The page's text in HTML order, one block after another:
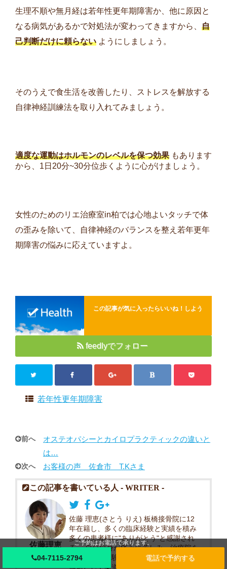
ご予約はお電話で承ります。
04-7115-2794 電話で予約する
生理不順や無月経は若年性更年期障害か、他に原因と
なる病気があるかで対処法が変わってきますから、 自
己判断だけに頼らない ようにしましょう。
そのうえで食生活を改善したり、ストレスを解放する
自律神経訓練法を取り入れてみましょう。
適度な運動はホルモンのレベルを保つ効果 もあります
から、1日20分~30分位歩くように心がけましょう。
女性のためのリエ治療室in柏では心地よいタッチで体
の歪みを除いて、自律神経のバランスを整え若年更年
期障害の悩みに応えていますよ。
この記事が気に入ったらいいね！しよう
feedlyでフォロー
若年性更年期障害
前へ
オステオパシーとカイロプラクティックの違いと
は…
次へ お客様の声 佐倉市 T.Kさま
この記事を書いている人 - WRITER -
佐藤理恵
佐藤 理恵(さとう りえ) 板橋接骨院に12
年在籍し、多くの臨床経験と実績を積み
多くの患者様に"ありがとう"と感謝され
る。 自分自身が痛みに苦しみ、治療院を
渡り歩いた経験から、本当に求められる
施術として柔道整復師の手技を軸に最新